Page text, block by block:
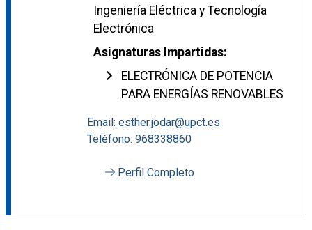
Ingeniería Eléctrica y Tecnología
Electrónica
Asignaturas Impartidas:
ELECTRÓNICA DE POTENCIA
PARA ENERGÍAS RENOVABLES
Email: esther.jodar@upct.es
Teléfono: 968338860
Perfil Completo